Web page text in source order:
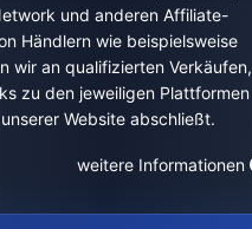
und anderen Affiliate-
Händlern wie beispielsweise
wir an qualifizierten Verkäufen,
zu den jeweiligen Plattformen
Website abschließt.
weitere Informationen